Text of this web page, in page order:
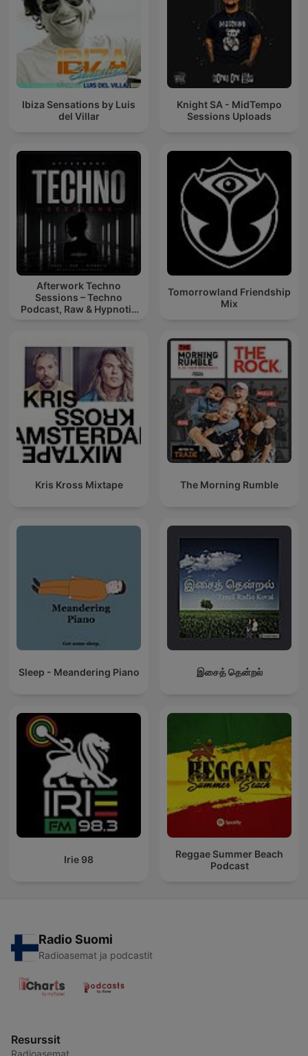
Ibiza Sensations by Luis
del Villar
Knight SA - MidTempo
Sessions Uploads
Afterwork Techno
Sessions – Techno
Podcast, Raw & Hypnotic
Tomorrowland Friendship
Mix
Kris Kross Mixtape The Morning Rumble
Sleep - Meandering Piano இசைத் தென்றல்
Irie 98
Reggae Summer Beach
Podcast
Radio Suomi
Radioasemat ja podcastit
Resurssit